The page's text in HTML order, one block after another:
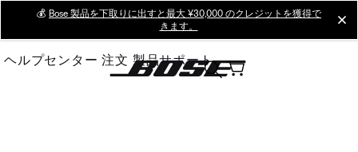
Main
💰 Bose 製品を下取りに出すと最大 ¥30,000 のクレジットを獲得で
きます。
ヘルプセンター 注文 製品サポート